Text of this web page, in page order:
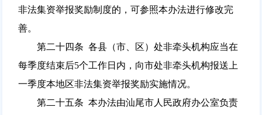
非法集资举报奖励制度的，可参照本办法进行修改完
善。
第二十四条 各县（市、区）处非牵头机构应当在
每季度结束后5个工作日内，向市处非牵头机构报送上
一季度本地区非法集资举报奖励实施情况。
第二十五条 本办法由汕尾市人民政府办公室负责